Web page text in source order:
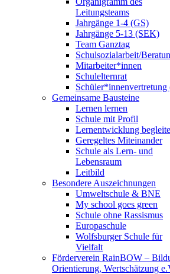
Leitungsteams
Jahrgänge 1-4 (GS)
Jahrgänge 5-13 (SEK)
Team Ganztag
Schulsozialarbeit/
Mitarbeiter*innen
Schulelternrat
Gemeinsame Bausteine
Lernen lernen
Schule mit Profil
Lernentwicklung
Geregeltes Miteinander
Schule als Lern- und
Lebensraum
Leitbild
Besondere Auszeichnungen
Umweltschule & BNE
My school goes green
Schule ohne Rassismus
Europaschule
Wolfsburger Schule für
Vielfalt
Förderverein RainBOW –
Orientierung, Wertschätzung